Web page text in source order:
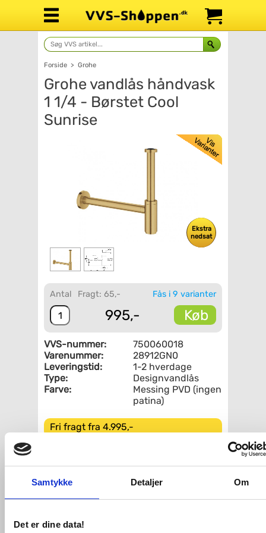
Samtykke Detaljer Om
Det er dine data!
Forside > Grohe
Grohe vandlås håndvask
1 1/4 - Børstet Cool
Sunrise
Ekstra
nedsat
Fås i 9 varianter
Antal Fragt: 65,-
995,- Køb
VVS-nummer:
750060018
Varenummer:
28912GN0
Leveringstid:
1-2 hverdage
Type:
Designvandlås
Farve:
Messing PVD (ingen
patina)
Fri fragt fra 4.995,-
OBS: Varen er på lager - både til
afhentning og dag-til-dag levering.
bekymre dig om at vise vandlåsen